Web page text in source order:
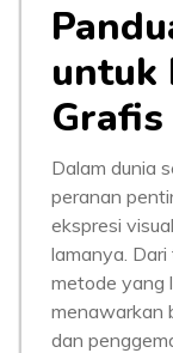
untuk
Dalam dunia
peranan
ekspresi
lamanya.
metode yang
menawarkan
dan